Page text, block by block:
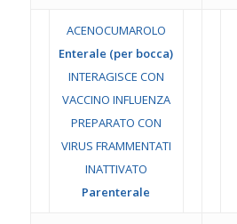
ACENOCUMAROLO
Enterale (per bocca)
INTERAGISCE CON
VACCINO INFLUENZA
PREPARATO CON
VIRUS FRAMMENTATI
INATTIVATO
Parenterale